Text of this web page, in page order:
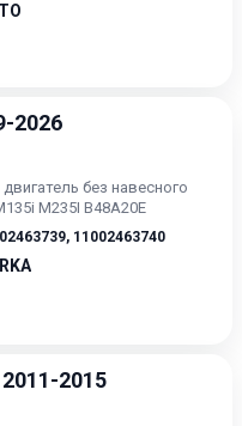
2026
без навесного
M235I B48A20E
, 11002463740
2015